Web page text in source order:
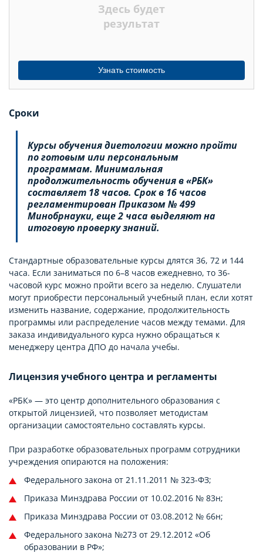
Здесь будет
результат
Узнать стоимость
Сроки
Курсы обучения диетологии можно пройти
по готовым или персональным
программам. Минимальная
продолжительность обучения в «РБК»
составляет 18 часов. Срок в 16 часов
регламентирован Приказом № 499
Минобрнауки, еще 2 часа выделяют на
итоговую проверку знаний.
Стандартные образовательные курсы длятся 36, 72 и 144
часа. Если заниматься по 6–8 часов ежедневно, то 36-
часовой курс можно пройти всего за неделю. Слушатели
могут приобрести персональный учебный план, если хотят
изменить название, содержание, продолжительность
программы или распределение часов между темами. Для
заказа индивидуального курса нужно обращаться к
менеджеру центра ДПО до начала учебы.
Лицензия учебного центра и регламенты
«РБК» — это центр дополнительного образования с
открытой лицензией, что позволяет методистам
организации самостоятельно составлять курсы.
При разработке образовательных программ сотрудники
учреждения опираются на положения:
Федерального закона от 21.11.2011 № 323-ФЗ;
Приказа Минздрава России от 10.02.2016 № 83н;
Приказа Минздрава России от 03.08.2012 № 66н;
Федерального закона №273 от 29.12.2012 «Об
образовании в РФ»;